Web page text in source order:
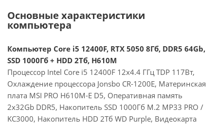
Основные характеристики
компьютера
Компьютер Core i5 12400F, RTX 5050 8Гб, DDR5 64Gb,
SSD 1000Гб + HDD 2Тб, H610M
Процессор Intel Core i5 12400F 12x4.4 ГГц TDP 117Вт,
Охлаждение процессора Jonsbo CR-1200E, Материнская
плата MSI PRO H610M-E D5, Оперативная память
2x32Gb DDR5, Накопитель SSD 1000Гб M.2 MP33 PRO /
KC3000, Накопитель HDD 2Тб WD Purple, Видеокарта